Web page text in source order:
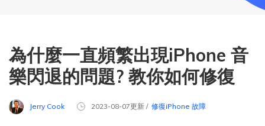
為什麼一直頻繁出現iPhone 音
樂閃退的問題? 教你如何修復
Jerry Cook 2023-08-07更新 / 修復iPhone 故障